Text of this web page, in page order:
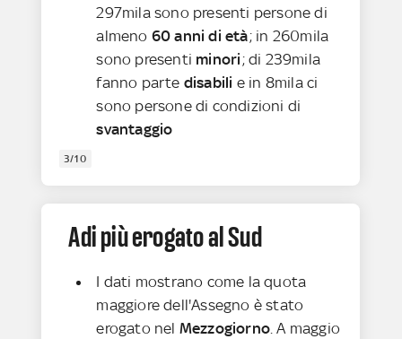
297mila sono presenti persone di
almeno 60 anni di età; in 260mila
sono presenti minori ; di 239mila
fanno parte disabili e in 8mila ci
sono persone di condizioni di
svantaggio
3/10
Adi più erogato al Sud
I dati mostrano come la quota
maggiore dell'Assegno è stato
erogato nel Mezzogiorno. A maggio